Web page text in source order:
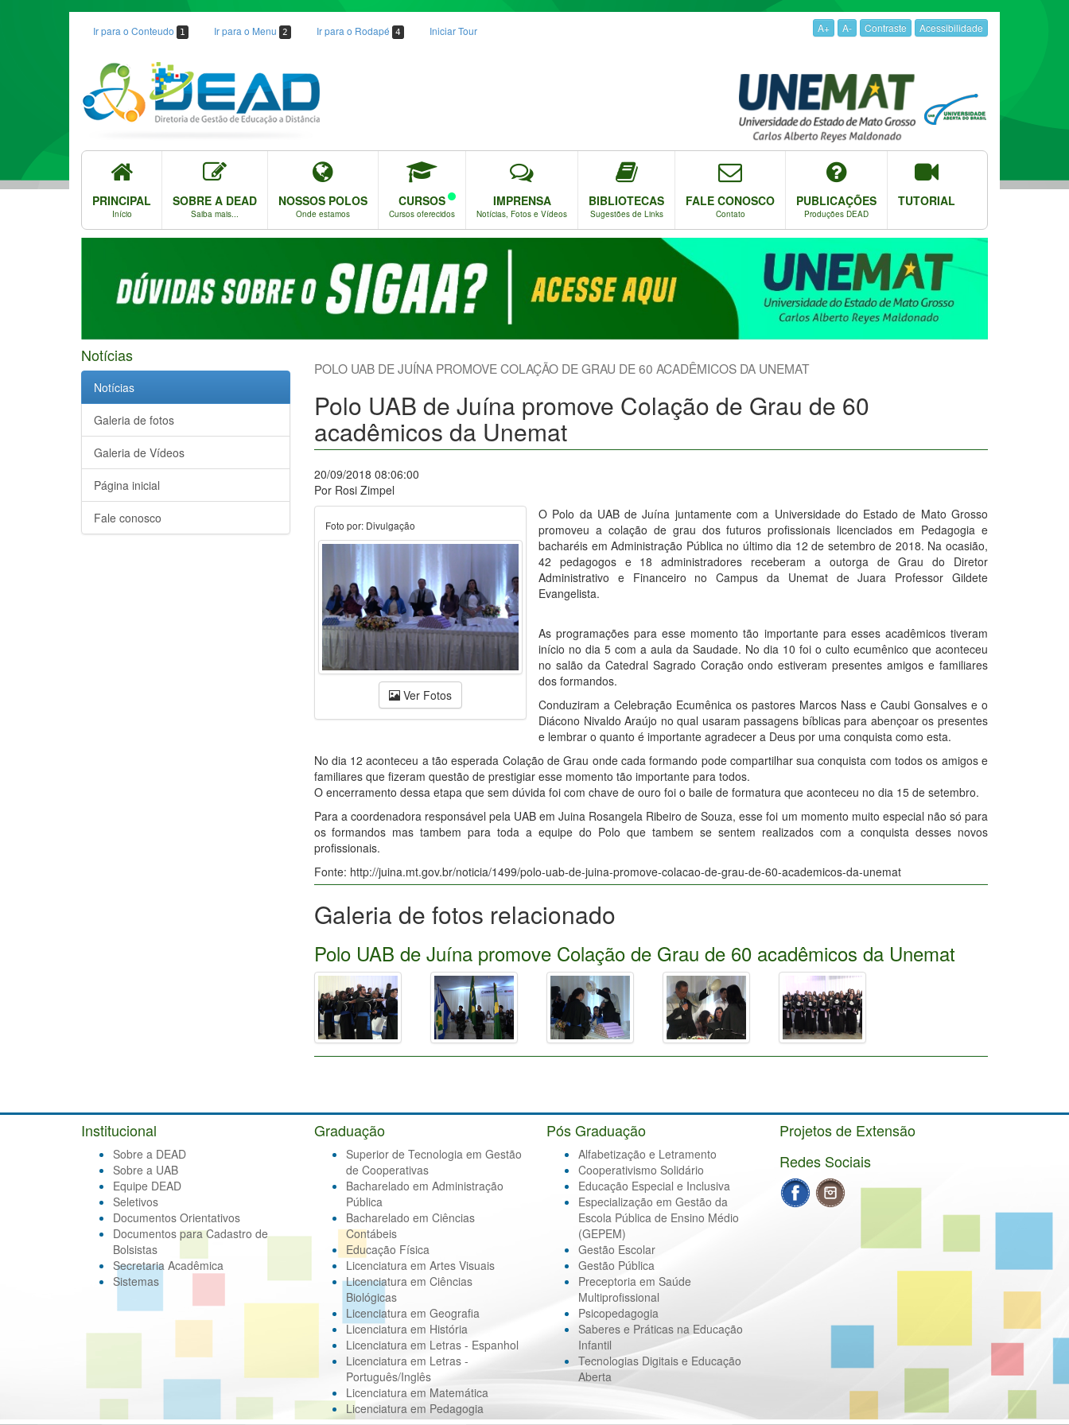
Ir para o Conteudo 1 Ir para o Menu 2 Ir para o Rodapé 4 Iniciar Tour A+ A- Contraste Acessibilidade
PRINCIPAL
Início
SOBRE A DEAD
Saiba mais...
NOSSOS POLOS
Onde estamos
CURSOS
Cursos oferecidos
IMPRENSA
Notícias, Fotos e Vídeos
BIBLIOTECAS
Sugestões de Links
FALE CONOSCO
Contato
PUBLICAÇÕES
Produções DEAD
TUTORIAL
Notícias
Notícias
Galeria de fotos
Galeria de Vídeos
Página inicial
Fale conosco
POLO UAB DE JUÍNA PROMOVE COLAÇÃO DE GRAU DE 60 ACADÊMICOS DA UNEMAT
Polo UAB de Juína promove Colação de Grau de 60
acadêmicos da Unemat
20/09/2018 08:06:00
Por Rosi Zimpel
Foto por: Divulgação
Ver Fotos
O Polo da UAB de Juína juntamente com a Universidade do Estado de Mato Grosso
promoveu a colação de grau dos futuros profissionais licenciados em Pedagogia e
bacharéis em Administração Pública no último dia 12 de setembro de 2018. Na ocasião,
42 pedagogos e 18 administradores receberam a outorga de Grau do Diretor
Administrativo e Financeiro no Campus da Unemat de Juara Professor Gildete
Evangelista.
As programações para esse momento tão importante para esses acadêmicos tiveram
início no dia 5 com a aula da Saudade. No dia 10 foi o culto ecumênico que aconteceu
no salão da Catedral Sagrado Coração ondo estiveram presentes amigos e familiares
dos formandos.
Conduziram a Celebração Ecumênica os pastores Marcos Nass e Caubi Gonsalves e o
Diácono Nivaldo Araújo no qual usaram passagens bíblicas para abençoar os presentes
e lembrar o quanto é importante agradecer a Deus por uma conquista como esta.
No dia 12 aconteceu a tão esperada Colação de Grau onde cada formando pode compartilhar sua conquista com todos os amigos e
familiares que fizeram questão de prestigiar esse momento tão importante para todos.
O encerramento dessa etapa que sem dúvida foi com chave de ouro foi o baile de formatura que aconteceu no dia 15 de setembro.
Para a coordenadora responsável pela UAB em Juina Rosangela Ribeiro de Souza, esse foi um momento muito especial não só para
os formandos mas tambem para toda a equipe do Polo que tambem se sentem realizados com a conquista desses novos
profissionais.
Fonte: http://juina.mt.gov.br/noticia/1499/polo-uab-de-juina-promove-colacao-de-grau-de-60-academicos-da-unemat
Galeria de fotos relacionado
Polo UAB de Juína promove Colação de Grau de 60 acadêmicos da Unemat
Institucional
Sobre a DEAD
Sobre a UAB
Equipe DEAD
Seletivos
Documentos Orientativos
Documentos para Cadastro de
Bolsistas
Secretaria Acadêmica
Sistemas
Graduação
Superior de Tecnologia em Gestão
de Cooperativas
Bacharelado em Administração
Pública
Bacharelado em Ciências
Contábeis
Educação Física
Licenciatura em Artes Visuais
Licenciatura em Ciências
Biológicas
Licenciatura em Geografia
Licenciatura em História
Licenciatura em Letras - Espanhol
Licenciatura em Letras -
Português/Inglês
Licenciatura em Matemática
Licenciatura em Pedagogia
Pós Graduação
Alfabetização e Letramento
Cooperativismo Solidário
Educação Especial e Inclusiva
Especialização em Gestão da
Escola Pública de Ensino Médio
(GEPEM)
Gestão Escolar
Gestão Pública
Preceptoria em Saúde
Multiprofissional
Psicopedagogia
Saberes e Práticas na Educação
Infantil
Tecnologias Digitais e Educação
Aberta
Projetos de Extensão
Redes Sociais